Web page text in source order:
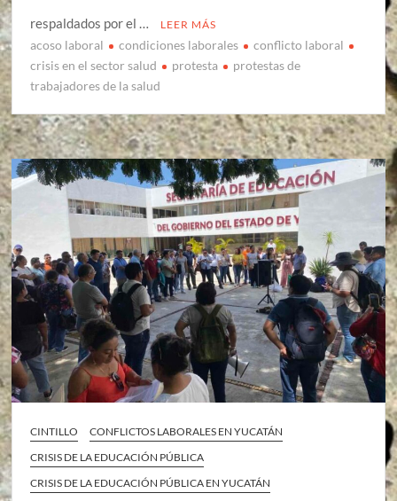
respaldados por el …
LEER MÁS
acoso laboral condiciones laborales
conflicto laboral
crisis en el sector salud
protesta
protestas de
trabajadores de la salud
CINTILLO
CONFLICTOS LABORALES EN YUCATÁN
CRISIS DE LA EDUCACIÓN PÚBLICA
CRISIS DE LA EDUCACIÓN PÚBLICA EN YUCATÁN